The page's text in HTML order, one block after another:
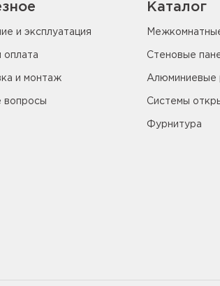
и эксплуатация
оплата
и монтаж
вопросы
Каталог
Стеновые
Алюминиевые
Системы
Фурнитура